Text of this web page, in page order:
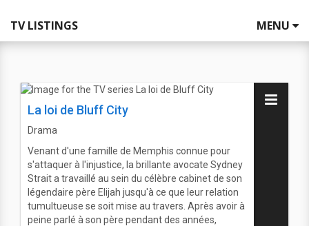
TV LISTINGS MENU
La loi de Bluff City
Drama
Venant d'une famille de Memphis connue pour
s'attaquer à l'injustice, la brillante avocate Sydney
Strait a travaillé au sein du célèbre cabinet de son
légendaire père Elijah jusqu'à ce que leur relation
tumultueuse se soit mise au travers. Après avoir à
peine parlé à son père pendant des années,